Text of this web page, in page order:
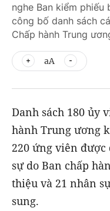
nghe Ban kiểm
công bố danh sách
Chấp hành Trung
aA
Danh sách 180 ủy
hành Trung ương
220 ứng viên được
sự do Ban chấp
thiệu và 21 nhân
sung.